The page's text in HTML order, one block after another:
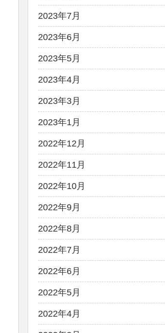
2023年7月
2023年6月
2023年5月
2023年4月
2023年3月
2023年1月
2022年12月
2022年11月
2022年10月
2022年9月
2022年8月
2022年7月
2022年6月
2022年5月
2022年4月